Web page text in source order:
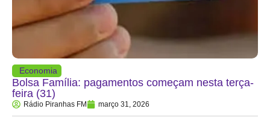
Economia
Bolsa Família: pagamentos começam nesta terça-
feira (31)
Rádio Piranhas FM março 31, 2026